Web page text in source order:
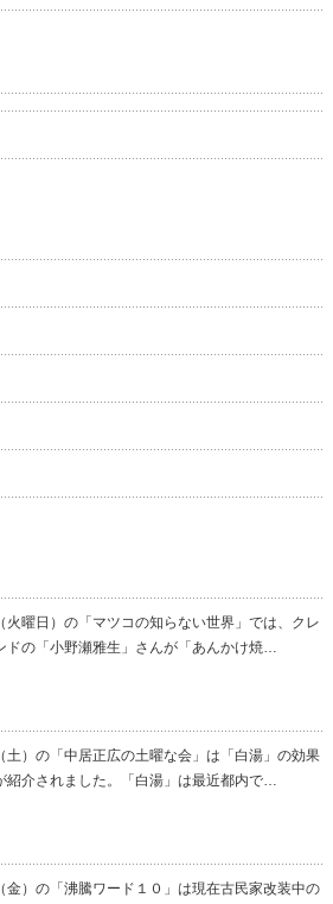
火曜日）の「マツコの知らない世界」では、クレ
ドの「小野瀬雅生」さんが「あんかけ焼…
土）の「中居正広の土曜な会」は「白湯」の効果
紹介されました。「白湯」は最近都内で…
金）の「沸騰ワード１０」は現在古民家改装中の